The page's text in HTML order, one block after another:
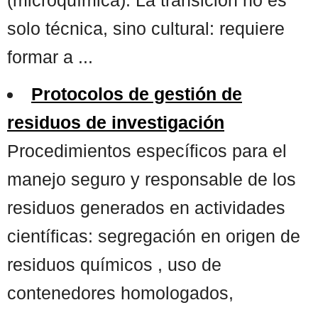
solo técnica, sino cultural: requiere
formar a ...
Protocolos de gestión de
residuos de investigación
Procedimientos específicos para el
manejo seguro y responsable de los
residuos generados en actividades
científicas: segregación en origen de
residuos químicos , uso de
contenedores homologados,